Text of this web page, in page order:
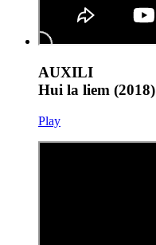
AUXILI
Hui la liem (2018)
Play